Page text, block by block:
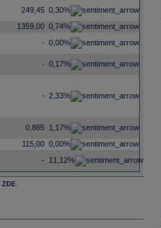
249,45 0,30%
1359,00 0,74%
- 0,00%
- 0,17%
- 2,33%
0,865
1,17%
115,00 0,00%
- 11,12%
ZDE.